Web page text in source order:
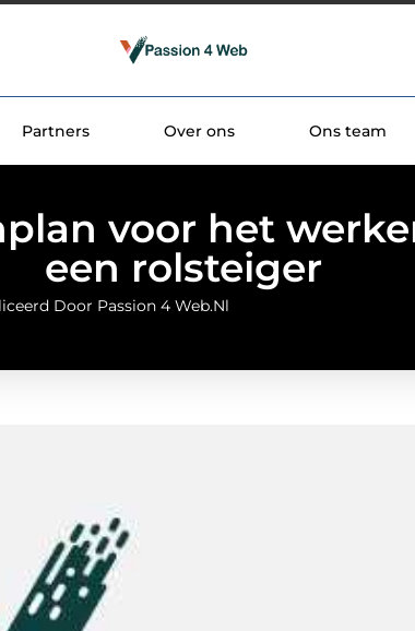
Partners Over ons Ons team
voor het
een rolsteiger
Door Passion 4 Web.nl